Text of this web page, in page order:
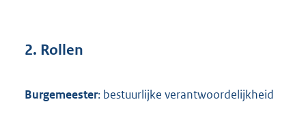
2. Rollen
Burgemeester: bestuurlijke verantwoordelijkheid